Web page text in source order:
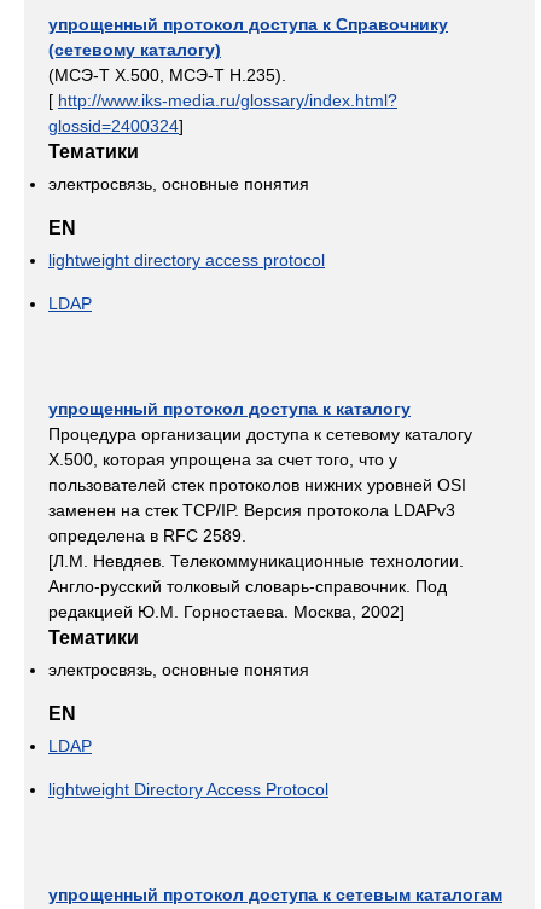
упрощенный протокол доступа к Справочнику
(сетевому каталогу)
(МСЭ-Т Х.500, МСЭ-Т Н.235).
[ http://www.iks-media.ru/glossary/index.html?
glossid=2400324]
Тематики
электросвязь, основные понятия
EN
lightweight directory access protocol
LDAP
упрощенный протокол доступа к каталогу
Процедура организации доступа к сетевому каталогу
Х.500, которая упрощена за счет того, что у
пользователей стек протоколов нижних уровней OSI
заменен на стек TCP/IP. Версия протокола LDAPv3
определена в RFC 2589.
[Л.М. Невдяев. Телекоммуникационные технологии.
Англо-русский толковый словарь-справочник. Под
редакцией Ю.М. Горностаева. Москва, 2002]
Тематики
электросвязь, основные понятия
EN
LDAP
lightweight Directory Access Protocol
упрощенный протокол доступа к сетевым каталогам